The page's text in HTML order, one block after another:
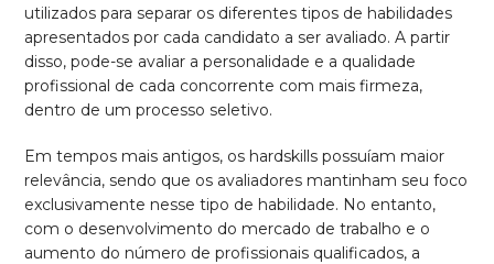
utilizados para separar os diferentes tipos de habilidades
apresentados por cada candidato a ser avaliado. A partir
disso, pode-se avaliar a personalidade e a qualidade
profissional de cada concorrente com mais firmeza,
dentro de um processo seletivo.
Em tempos mais antigos, os hardskills possuíam maior
relevância, sendo que os avaliadores mantinham seu foco
exclusivamente nesse tipo de habilidade. No entanto,
com o desenvolvimento do mercado de trabalho e o
aumento do número de profissionais qualificados, a